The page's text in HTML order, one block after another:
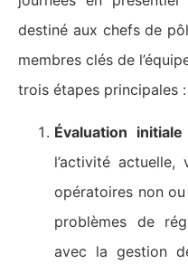
destiné aux chefs de
membres clés de
trois étapes principales :
Évaluation initiale
l’activité
opératoires non
problèmes de
avec la gestion